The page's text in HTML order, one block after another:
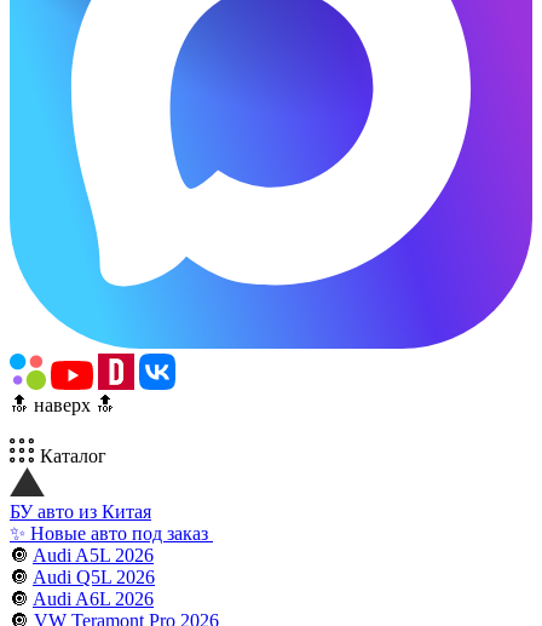
🔝 наверх 🔝
Каталог
БУ авто из Китая
✨ Новые авто под заказ
🔘 Audi A5L 2026
🔘 Audi Q5L 2026
🔘 Audi A6L 2026
🔘 VW Teramont Pro 2026